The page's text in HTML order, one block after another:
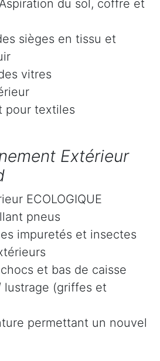
du sol, coffre et
sièges en tissu et
vitres
pour textiles
Extérieur
ECOLOGIQUE
pneus
impuretés et insectes
et bas de caisse
lustrage (griffes et
permettant un nouvel